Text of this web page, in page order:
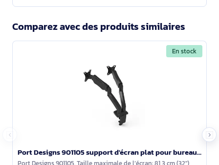
Comparez avec des produits similaires
En stock
Port Designs 901105 support d'écran plat pour bureau 81,3 cm (32") Noir